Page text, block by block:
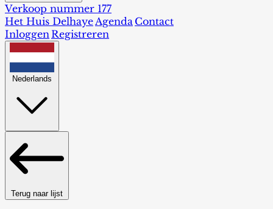
Verkoop nummer 177
Het Huis DelhayeAgenda Contact
InloggenRegistreren
Nederlands
Terug naar lijst